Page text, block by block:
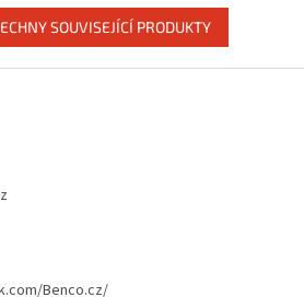
SOUVISEJÍCÍ PRODUKTY
Benco.cz/